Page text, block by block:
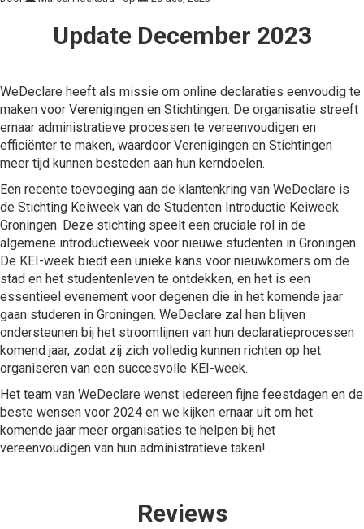
Update December 2023
WeDeclare heeft als missie om online declaraties eenvoudig te
maken voor Verenigingen en Stichtingen. De organisatie streeft
ernaar administratieve processen te vereenvoudigen en
efficiënter te maken, waardoor Verenigingen en Stichtingen
meer tijd kunnen besteden aan hun kerndoelen.
Een recente toevoeging aan de klantenkring van WeDeclare is
de Stichting Keiweek van de Studenten Introductie Keiweek
Groningen. Deze stichting speelt een cruciale rol in de
algemene introductieweek voor nieuwe studenten in Groningen.
De KEI-week biedt een unieke kans voor nieuwkomers om de
stad en het studentenleven te ontdekken, en het is een
essentieel evenement voor degenen die in het komende jaar
gaan studeren in Groningen. WeDeclare zal hen blijven
ondersteunen bij het stroomlijnen van hun declaratieprocessen
komend jaar, zodat zij zich volledig kunnen richten op het
organiseren van een succesvolle KEI-week.
Het team van WeDeclare wenst iedereen fijne feestdagen en de
beste wensen voor 2024 en we kijken ernaar uit om het
komende jaar meer organisaties te helpen bij het
vereenvoudigen van hun administratieve taken!
Reviews